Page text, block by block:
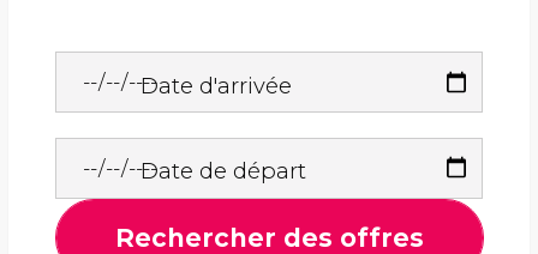
Date d'arrivée
Date de départ
Rechercher des offres